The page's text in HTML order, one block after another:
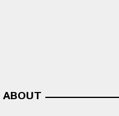
ABOUT